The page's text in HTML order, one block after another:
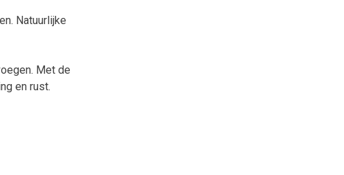
Natuurlijke
Met de
en rust.